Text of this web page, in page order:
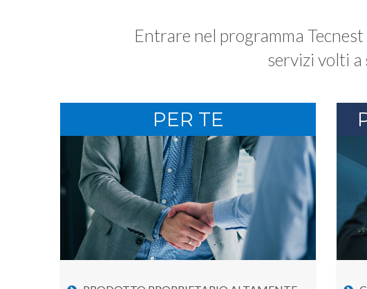
Entrare nel programma
servizi volti a
PER TE